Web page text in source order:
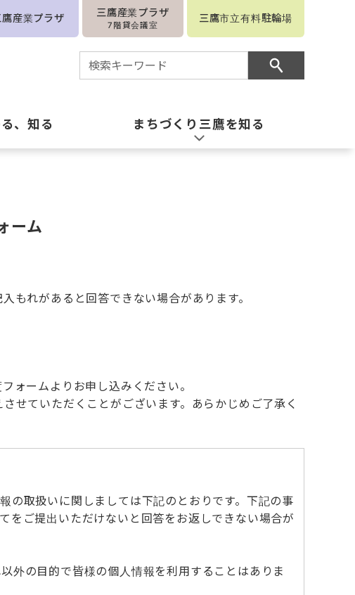
鷹産業プラザ 三鷹産業プラザ
7階貸会議室
三鷹市立有料駐輪場
、知る まちづくり三鷹を知る
ーム
もれがあると回答できない場合があります。
ォームよりお申し込みください。
せていただくことがございます。あらかじめご了承く
の取扱いに関しましては下記のとおりです。下記の事
をご提出いただけないと回答をお返しできない場合が
外の目的で皆様の個人情報を利用することはありま